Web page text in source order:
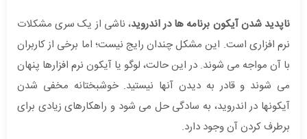
ناپدید شدن آیکون برنامه ها در اندروید، ناشی از یک سری مشکلات
نرم افزاری است. این مشکل چندان رایج نیست؛ اما برخی از کاربران
با آن مواجه می شوند. در این حالت، لوگو یا آیکون نرم افزارها پنهان
می شوند و قادر به دیدن آنها نیستید. خوشبختانه مخفی شدن
آیکونها در اندروید، به سادگی حل می شود و راهکارهای زیادی برای
برطرف کردن آن وجود دارد.